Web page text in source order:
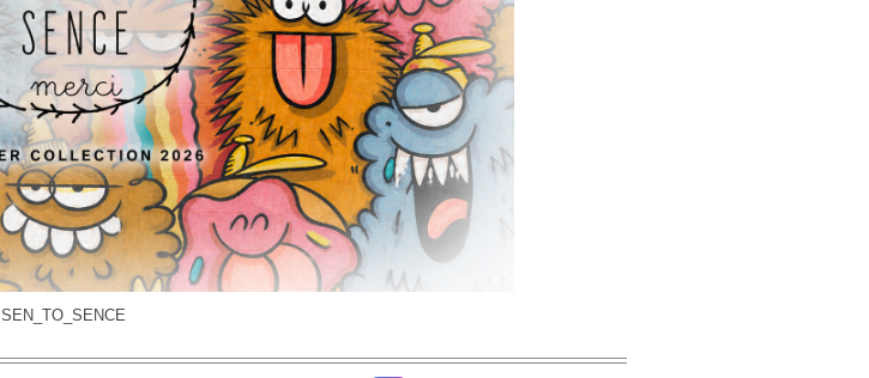
SEN_TO_SENCE